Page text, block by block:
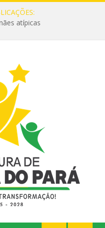
atípicas